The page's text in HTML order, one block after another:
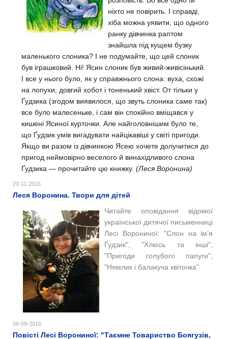
ніхто не повірить. І справді,
хіба можна уявити, що одного
ранку дівчинка раптом
знайшла під кущем бузку
маленького слоника? І не подумайте, що цей слоник
був іграшковий. Ні! Ясин слоник був живий-живісінький.
І все у нього було, як у справжнього слона: вуха, схожі
на лопухи, довгий хобот і тоненький хвіст. От тільки у
Ґудзика (згодом виявилося, що звуть слоника саме так)
все було малесеньке, і сам він спокійно вміщався у
кишені Ясиної курточки. Але найголовнішим було те,
що Ґудзик умів вигадувати найцікавіші у світі пригоди.
Якщо ви разом із дівчинкою Ясею хочете долучитися до
пригод неймовірно веселого й винахідливого слона
Ґудзика — прочитайте цю книжку. (Леся Воронина)
20-11-2016
Леся Воронина. Твори для дітей
Читайте оповідання відомої
української дитячої письменниці
Лесі Ворониної: "Слон на ім’я
Ґудзик", "Хлюсь та інші",
"Пригоди голубого папуги",
"Нямлик і балакуча квіточка".
06-09-2016
Повісті Лесі Ворониної: "Таємне Товариство Боягузів,